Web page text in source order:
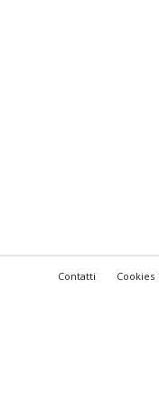
Contatti Cookies